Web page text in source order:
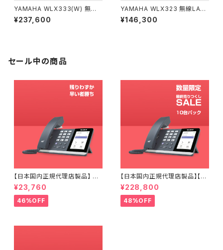
YAMAHA WLX333(W) 無線L
ANアクセスポイント ホワイト
（ヤマハ）
¥237,600
YAMAHA WLX323 無線LAN
アクセスポイント（ヤマハ）
¥146,300
セール中の商品
【日本国内正規代理店製品】 M
P54-Teams Yealink IP電話
機 MP54 Microsoft Teams
Edition
¥23,760
46%OFF
【日本国内正規代理店製品】【10
台パック】 MP54-Teams Yeal
ink IP電話機 MP54 Microso
ft Teams Edition
¥228,800
48%OFF